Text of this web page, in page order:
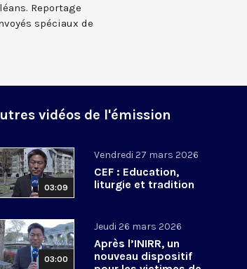
Reportage
spéciaux de
vidéos de l'émission
03:09
Vendredi 27 mars 2026
CEF : Education,
liturgie et tradition
03:00
Jeudi 26 mars 2026
Après l’INIRR, un
nouveau dispositif